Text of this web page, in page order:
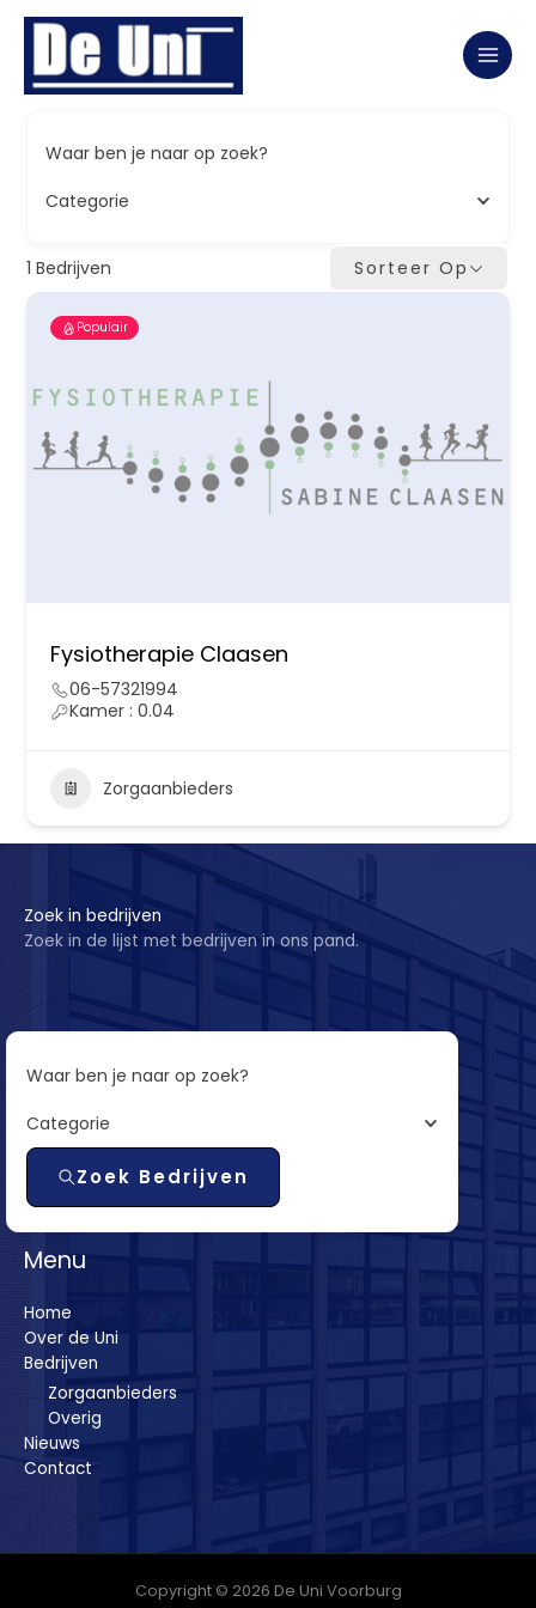
inhoud
Waar ben je naar op zoek?
Categorie
1 Bedrijven Sorteer Op
Populair
Fysiotherapie Claasen
06-57321994
Kamer : 0.04
Zorgaanbieders
Zoek in bedrijven
Zoek in de lijst met bedrijven in ons pand.
Waar ben je naar op zoek?
Categorie
Zoek Bedrijven
Menu
Home
Over de Uni
Bedrijven
Zorgaanbieders
Overig
Nieuws
Contact
Copyright © 2026 De Uni Voorburg